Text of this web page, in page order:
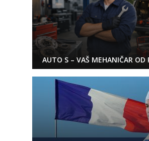
AUTO S – VAŠ MEHANIČAR OD